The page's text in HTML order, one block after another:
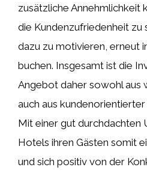
zusätzliche Annehmlichkeit
die Kundenzufriedenheit zu
dazu zu motivieren, erneut
buchen. Insgesamt ist die
Angebot daher sowohl aus
auch aus
Mit einer gut durchdachten
Hotels ihren Gästen somit
und sich positiv von der